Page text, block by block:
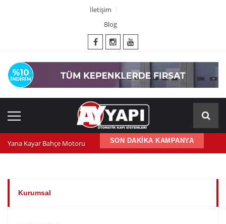
İletişim
Blog
SON DAKİKA KAMPANYA
Yana Kayar Bahçe Motoru
Kurumsal